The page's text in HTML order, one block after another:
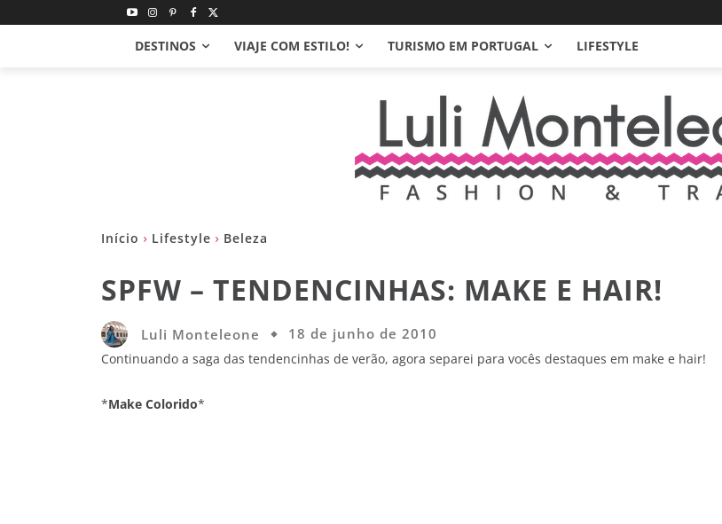
DESTINOS VIAJE COM ESTILO! TURISMO EM PORTUGAL LIFESTYLE
Início Lifestyle Beleza
SPFW – TENDENCINHAS: MAKE E HAIR!
Luli Monteleone 18 de junho de 2010
Continuando a saga das tendencinhas de verão, agora separei para vocês destaques em make e hair!
*Make Colorido*